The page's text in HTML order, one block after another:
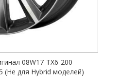
08W17-TX6-200
(Не для Hybrid моделей)